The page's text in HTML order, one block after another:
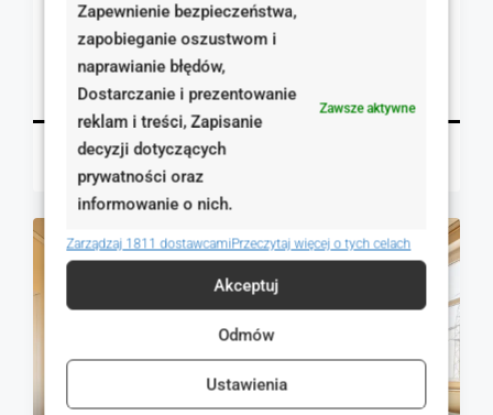
Zapewnienie bezpieczeństwa,
zapobieganie oszustwom i
naprawianie błędów,
Dostarczanie i prezentowanie
reklam i treści, Zapisanie
decyzji dotyczących
prywatności oraz
informowanie o nich.
Zawsze aktywne
Zarządzaj 1811 dostawcamiPrzeczytaj więcej o tych celach
Akceptuj
Odmów
Ustawienia
Poznań, Polska
1 47.00 m²
MIESZKANIA, NIERUCHOMOŚCI MIESZKANIOWE
Magdalena Mulczyńska
NA SPRZEDAŻ RYNEK WTÓRNY